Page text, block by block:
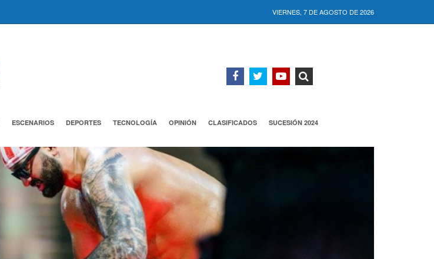
VIERNES, 7 DE AGOSTO DE 2026
ESCENARIOS DEPORTES TECNOLOGÍA OPINIÓN CLASIFICADOS SUCESIÓN 2024